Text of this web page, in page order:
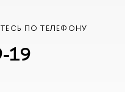
ПО ТЕЛЕФОНУ
19